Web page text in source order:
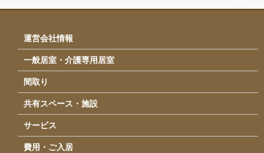
採用情報
運営会社情報
アクセス
お問い合わせ
運営会社情報
一般居室・介護専用居室
間取り
共有スペース・施設
サービス
費用・ご入居